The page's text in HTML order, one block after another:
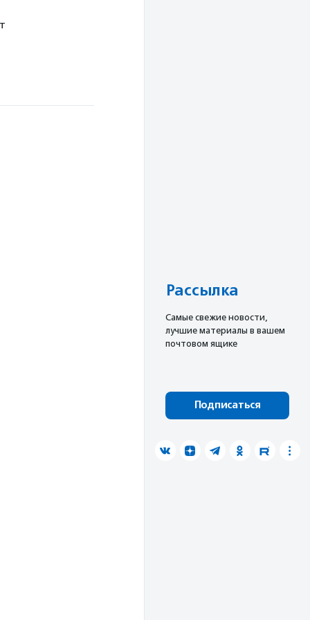
Рассылка
Cамые свежие новости,
лучшие материалы в вашем
почтовом ящике
Подписаться